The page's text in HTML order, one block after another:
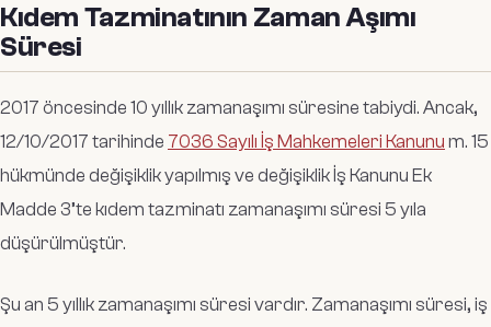
Kıdem Tazminatının Zaman Aşımı
Süresi
2017 öncesinde 10 yıllık zamanaşımı süresine tabiydi. Ancak,
12/10/2017 tarihinde 7036 Sayılı İş Mahkemeleri Kanunu m. 15
hükmünde değişiklik yapılmış ve değişiklik İş Kanunu Ek
Madde 3’te kıdem tazminatı zamanaşımı süresi 5 yıla
düşürülmüştür.
Şu an 5 yıllık zamanaşımı süresi vardır. Zamanaşımı süresi, iş